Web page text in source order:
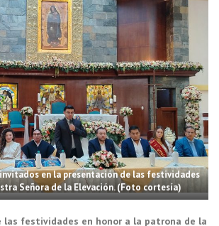
en la presentación de las festividades
Señora de la Elevación. (Foto cortesía)
las festividades en honor a la patrona de la